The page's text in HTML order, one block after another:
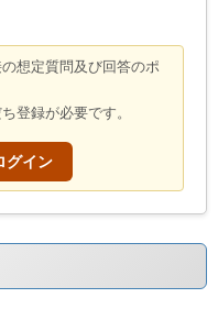
想定質問及び回答のポ
登録が必要です。
グイン